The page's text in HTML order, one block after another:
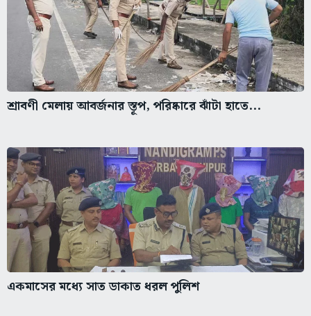
শ্রাবণী মেলায় আবর্জনার স্তূপ, পরিষ্কারে ঝাঁটা হাতে...
একমাসের মধ্যে সাত ডাকাত ধরল পুলিশ